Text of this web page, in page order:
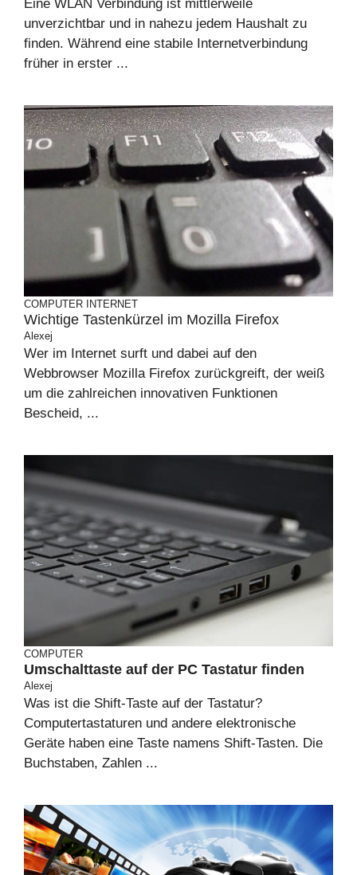
Eine WLAN Verbindung ist mittlerweile
unverzichtbar und in nahezu jedem Haushalt zu
finden. Während eine stabile Internetverbindung
früher in erster ...
COMPUTER INTERNET
Wichtige Tastenkürzel im Mozilla Firefox
Alexej
Wer im Internet surft und dabei auf den
Webbrowser Mozilla Firefox zurückgreift, der weiß
um die zahlreichen innovativen Funktionen
Bescheid, ...
COMPUTER
Umschalttaste auf der PC Tastatur finden
Alexej
Was ist die Shift-Taste auf der Tastatur?
Computertastaturen und andere elektronische
Geräte haben eine Taste namens Shift-Tasten. Die
Buchstaben, Zahlen ...